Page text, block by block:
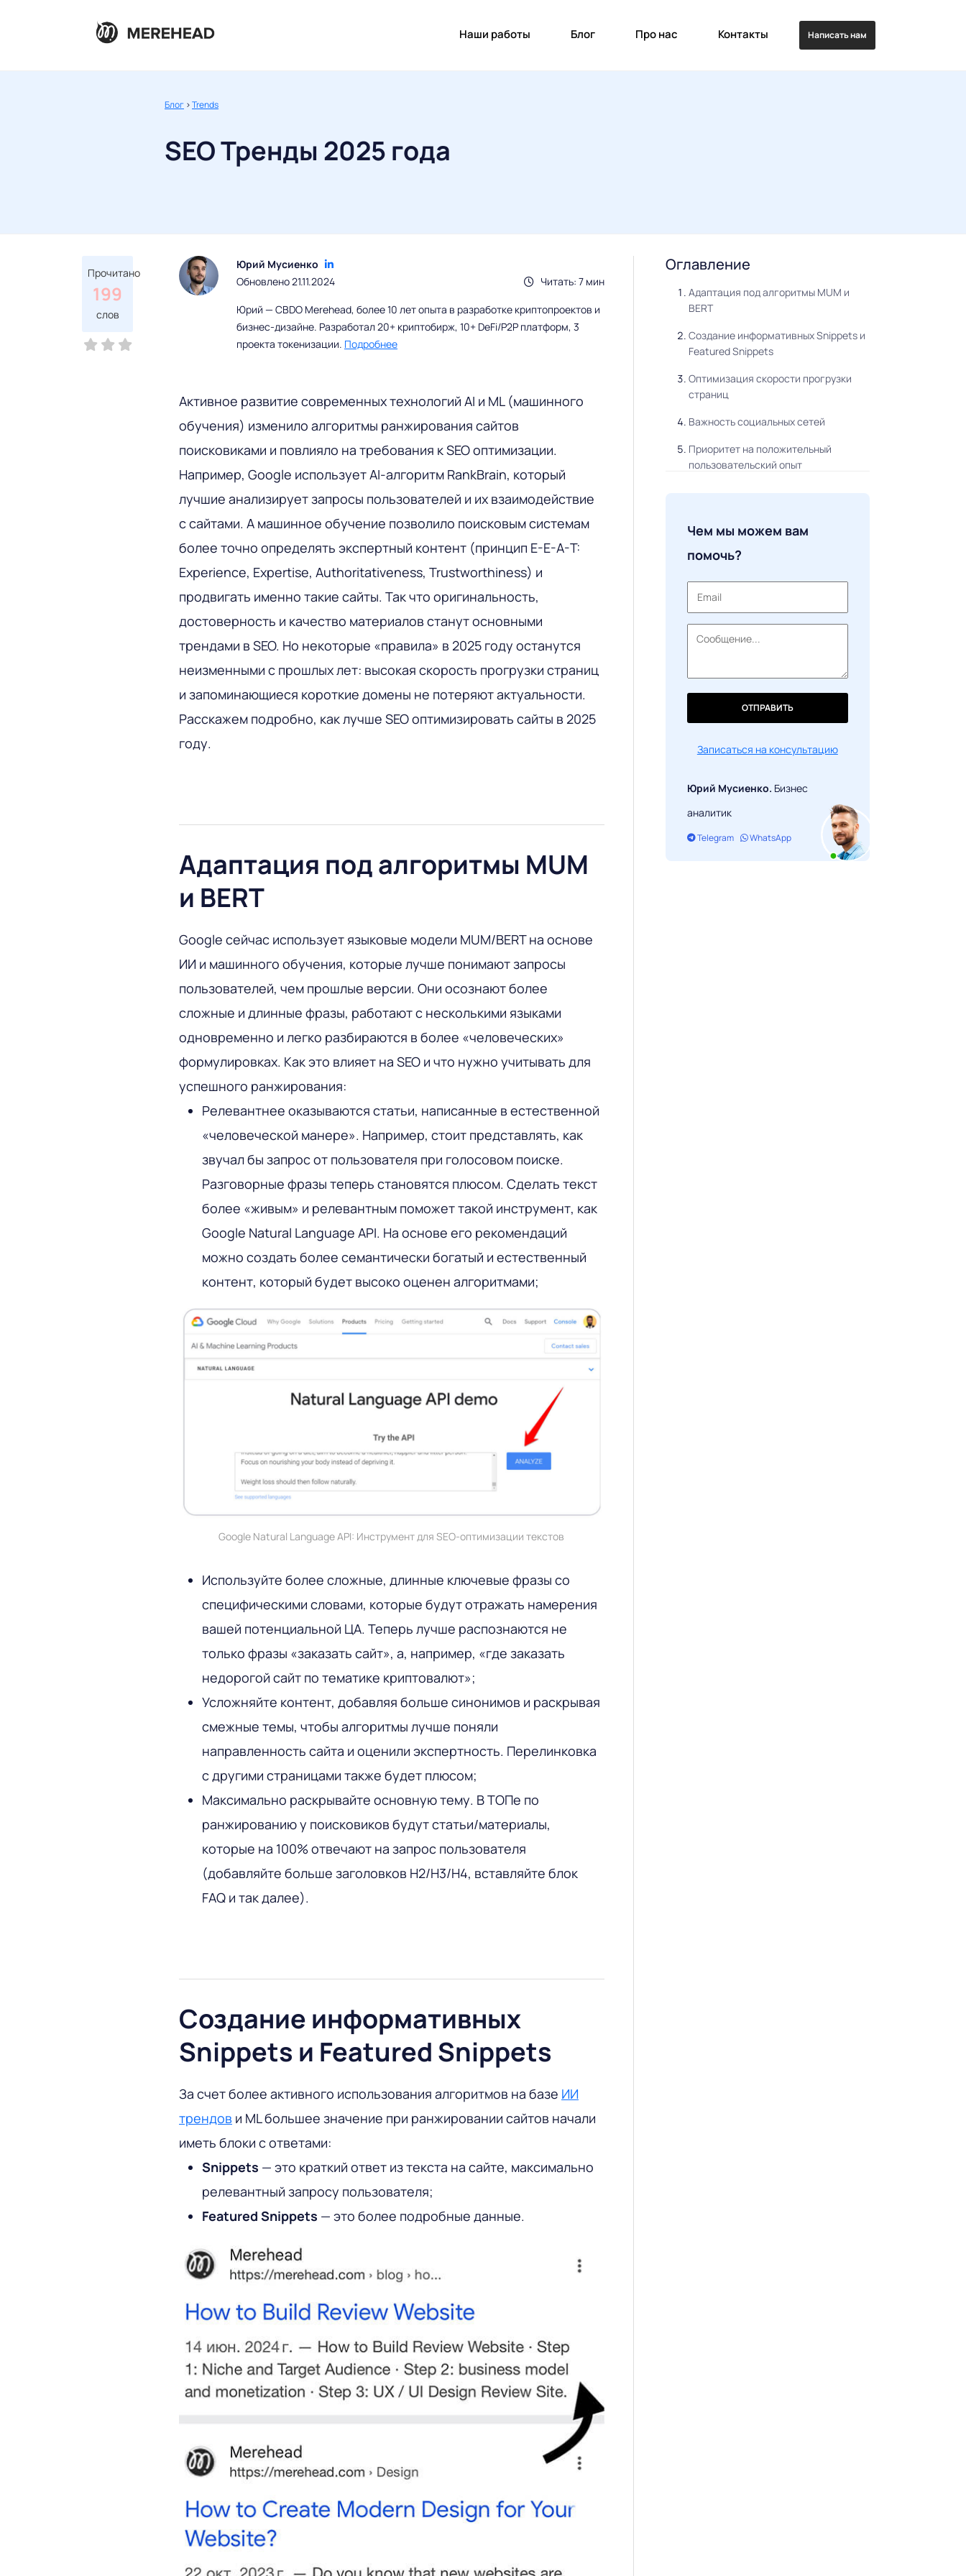
Наши работы Блог Про нас Контакты Написать нам
Блог >Trends
SEO Тренды 2025 года
Прочитано
199
слов
Юрий Мусиенко
Читать: 7 мин
Обновлено 21.11.2024
Юрий — CBDO Merehead, более 10 лет опыта в разработке криптопроектов и
бизнес-дизайне. Разработал 20+ криптобирж, 10+ DeFi/P2P платформ, 3
проекта токенизации. Подробнее
Активное развитие современных технологий AI и ML (машинного
обучения) изменило алгоритмы ранжирования сайтов
поисковиками и повлияло на требования к SEO оптимизации.
Например, Google использует AI-алгоритм RankBrain, который
лучшие анализирует запросы пользователей и их взаимодействие
с сайтами. А машинное обучение позволило поисковым системам
более точно определять экспертный контент (принцип E-E-A-T:
Experience, Expertise, Authoritativeness, Trustworthiness) и
продвигать именно такие сайты. Так что оригинальность,
достоверность и качество материалов станут основными
трендами в SEO. Но некоторые «правила» в 2025 году останутся
неизменными с прошлых лет: высокая скорость прогрузки страниц
и запоминающиеся короткие домены не потеряют актуальности.
Расскажем подробно, как лучше SEO оптимизировать сайты в 2025
году.
Адаптация под алгоритмы MUM
и BERT
Google сейчас использует языковые модели MUM/BERT на основе
ИИ и машинного обучения, которые лучше понимают запросы
пользователей, чем прошлые версии. Они осознают более
сложные и длинные фразы, работают с несколькими языками
одновременно и легко разбираются в более «человеческих»
формулировках. Как это влияет на SEO и что нужно учитывать для
успешного ранжирования:
Релевантнее оказываются статьи, написанные в естественной
«человеческой манере». Например, стоит представлять, как
звучал бы запрос от пользователя при голосовом поиске.
Разговорные фразы теперь становятся плюсом. Сделать текст
более «живым» и релевантным поможет такой инструмент, как
Google Natural Language API. На основе его рекомендаций
можно создать более семантически богатый и естественный
контент, который будет высоко оценен алгоритмами;
Google Natural Language API: Инструмент для SEO-оптимизации текстов
Используйте более сложные, длинные ключевые фразы со
специфическими словами, которые будут отражать намерения
вашей потенциальной ЦА. Теперь лучше распознаются не
только фразы «заказать сайт», а, например, «где заказать
недорогой сайт по тематике криптовалют»;
Усложняйте контент, добавляя больше синонимов и раскрывая
смежные темы, чтобы алгоритмы лучше поняли
направленность сайта и оценили экспертность. Перелинковка
с другими страницами также будет плюсом;
Максимально раскрывайте основную тему. В ТОПе по
ранжированию у поисковиков будут статьи/материалы,
которые на 100% отвечают на запрос пользователя
(добавляйте больше заголовков H2/H3/H4, вставляйте блок
FAQ и так далее).
Создание информативных
Snippets и Featured Snippets
За счет более активного использования алгоритмов на базе ИИ
трендов и ML большее значение при ранжировании сайтов начали
иметь блоки с ответами:
Snippets — это краткий ответ из текста на сайте, максимально
релевантный запросу пользователя;
Featured Snippets — это более подробные данные.
Оглавление
Адаптация под алгоритмы MUM и
BERT
Создание информативных Snippets и
Featured Snippets
Оптимизация скорости прогрузки
страниц
Важность социальных сетей
Приоритет на положительный
пользовательский опыт
Повышенная персонализация
Локальное SEO
Голосовой поиск
Чем мы можем вам
помочь?
ОТПРАВИТЬ
Записаться на консультацию
Юрий Мусиенко. Бизнес
аналитик
Telegram WhatsApp